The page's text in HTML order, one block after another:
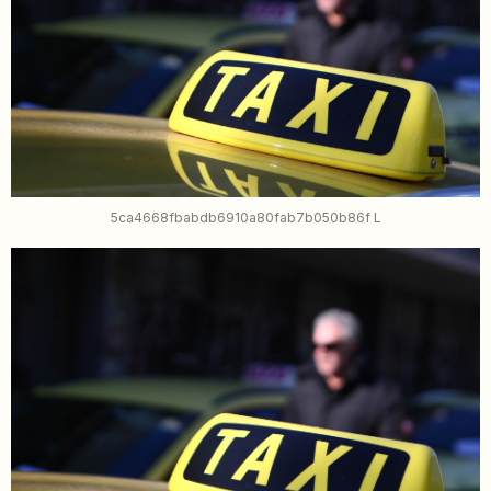
5ca4668fbabdb6910a80fab7b050b86f L